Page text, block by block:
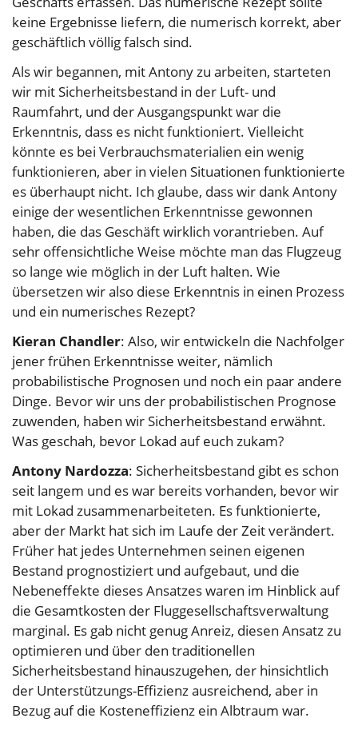
keine Ergebnisse liefern, die numerisch korrekt, aber
geschäftlich völlig falsch sind.
Als wir begannen, mit Antony zu arbeiten, starteten
wir mit Sicherheitsbestand in der Luft- und
Raumfahrt, und der Ausgangspunkt war die
Erkenntnis, dass es nicht funktioniert. Vielleicht
könnte es bei Verbrauchsmaterialien ein wenig
funktionieren, aber in vielen Situationen funktionierte
es überhaupt nicht. Ich glaube, dass wir dank Antony
einige der wesentlichen Erkenntnisse gewonnen
haben, die das Geschäft wirklich vorantrieben. Auf
sehr offensichtliche Weise möchte man das Flugzeug
so lange wie möglich in der Luft halten. Wie
übersetzen wir also diese Erkenntnis in einen Prozess
und ein numerisches Rezept?
Kieran Chandler: Also, wir entwickeln die Nachfolger
jener frühen Erkenntnisse weiter, nämlich
probabilistische Prognosen und noch ein paar andere
Dinge. Bevor wir uns der probabilistischen Prognose
zuwenden, haben wir Sicherheitsbestand erwähnt.
Was geschah, bevor Lokad auf euch zukam?
Antony Nardozza: Sicherheitsbestand gibt es schon
seit langem und es war bereits vorhanden, bevor wir
mit Lokad zusammenarbeiteten. Es funktionierte,
aber der Markt hat sich im Laufe der Zeit verändert.
Früher hat jedes Unternehmen seinen eigenen
Bestand prognostiziert und aufgebaut, und die
Nebeneffekte dieses Ansatzes waren im Hinblick auf
die Gesamtkosten der Fluggesellschaftsverwaltung
marginal. Es gab nicht genug Anreiz, diesen Ansatz zu
optimieren und über den traditionellen
Sicherheitsbestand hinauszugehen, der hinsichtlich
der Unterstützungs-Effizienz ausreichend, aber in
Bezug auf die Kosteneffizienz ein Albtraum war.